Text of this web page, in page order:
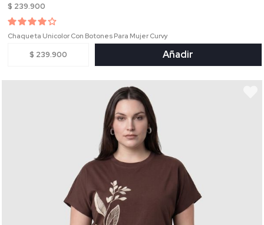
$ 239.900
Chaqueta Unicolor Con Botones Para Mujer Curvy
$ 239.900 Añadir